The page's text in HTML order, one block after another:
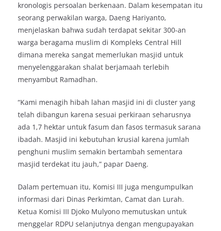
kronologis persoalan berkenaan. Dalam kesempatan itu
seorang perwakilan warga, Daeng Hariyanto,
menjelaskan bahwa sudah terdapat sekitar 300-an
warga beragama muslim di Kompleks Central Hill
dimana mereka sangat memerlukan masjid untuk
menyelenggarakan shalat berjamaah terlebih
menyambut Ramadhan.
“Kami menagih hibah lahan masjid ini di cluster yang
telah dibangun karena sesuai perkiraan seharusnya
ada 1,7 hektar untuk fasum dan fasos termasuk sarana
ibadah. Masjid ini kebutuhan krusial karena jumlah
penghuni muslim semakin bertambah sementara
masjid terdekat itu jauh,” papar Daeng.
Dalam pertemuan itu, Komisi III juga mengumpulkan
informasi dari Dinas Perkimtan, Camat dan Lurah.
Ketua Komisi III Djoko Mulyono memutuskan untuk
menggelar RDPU selanjutnya dengan mengupayakan